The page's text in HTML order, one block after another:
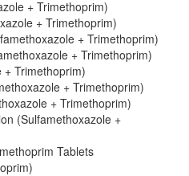
+ Trimethoprim)
+ Trimethoprim)
+ Trimethoprim)
+ Trimethoprim)
Trimethoprim)
+ Trimethoprim)
+ Trimethoprim)
(Sulfamethoxazole +
Tablets